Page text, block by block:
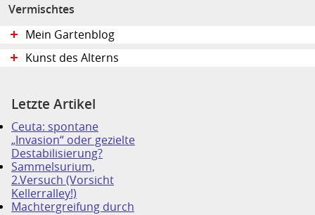
Vermischtes
Mein Gartenblog
Kunst des Alterns
Letzte Artikel
Ceuta: spontane
„Invasion“ oder gezielte
Destabilisierung?
Sammelsurium,
2.Versuch (Vorsicht
Kellerralley!)
Machtergreifung durch